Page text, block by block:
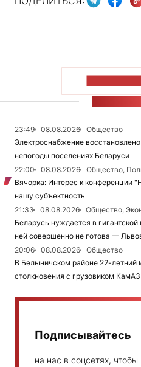
23:49 08.08.2026
Общество
Электроснабжение
непогоды поселениях Беларуси
22:00
08.08.2026
Общество,
Вячорка: Интерес к конференции
нашу субъектность
21:33
08.08.2026
Общество,
Беларусь нуждается в
ней совершенно не готова —
20:06
08.08.2026
Общество
В Белыничском районе 22-летний
столкновения с грузовиком КамАЗ
Подписывайтесь
на нас в соцсетях, чтобы